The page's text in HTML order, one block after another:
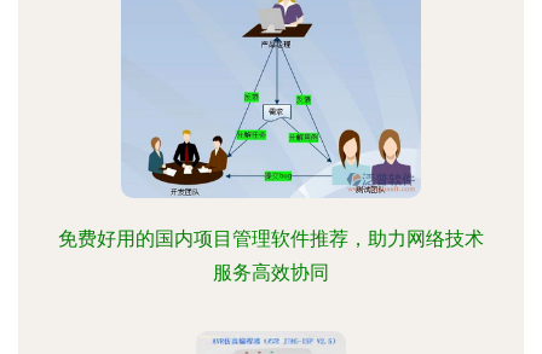
免费好用的国内项目管理软件推荐，助力网络技术
服务高效协同